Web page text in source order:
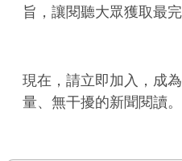
旨，讓閱聽大眾獲取最完
現在，請立即加入，成
量、無干擾的新聞閱讀。